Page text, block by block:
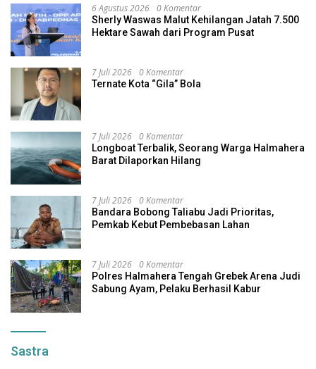
6 Agustus 2026 0 Komentar
Sherly Waswas Malut Kehilangan Jatah 7.500
Hektare Sawah dari Program Pusat
7 Juli 2026 0 Komentar
Ternate Kota “Gila” Bola
7 Juli 2026 0 Komentar
Longboat Terbalik, Seorang Warga Halmahera
Barat Dilaporkan Hilang
7 Juli 2026 0 Komentar
Bandara Bobong Taliabu Jadi Prioritas,
Pemkab Kebut Pembebasan Lahan
7 Juli 2026 0 Komentar
Polres Halmahera Tengah Grebek Arena Judi
Sabung Ayam, Pelaku Berhasil Kabur
Sastra